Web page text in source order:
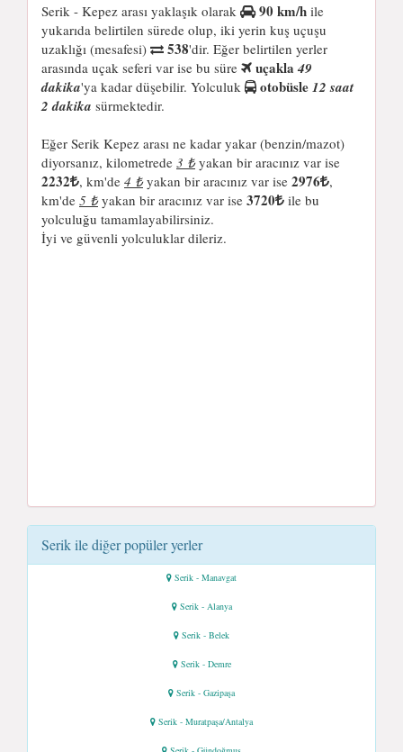
Serik - Kepez arası yaklaşık olarak 90 km/h ile
yukarıda belirtilen sürede olup, iki yerin kuş uçuşu
uzaklığı (mesafesi)
538'dir. Eğer belirtilen yerler
arasında uçak seferi var ise bu süre
uçakla 49
dakika'ya kadar düşebilir. Yolculuk otobüsle12 saat
2 dakika sürmektedir.
Eğer Serik Kepez arası ne kadar yakar (benzin/mazot)
diyorsanız, kilometrede 3 ₺yakan bir aracınız var ise
2232 , km'de 4 ₺yakan bir aracınız var ise 2976 ,
km'de 5 ₺yakan bir aracınız var ise 3720
ile bu
yolculuğu tamamlayabilirsiniz.
İyi ve güvenli yolculuklar dileriz.
Serik ile diğer popüler yerler
Serik - Manavgat
Serik - Alanya
Serik - Belek
Serik - Demre
Serik - Gazipaşa
Serik - Muratpaşa/Antalya